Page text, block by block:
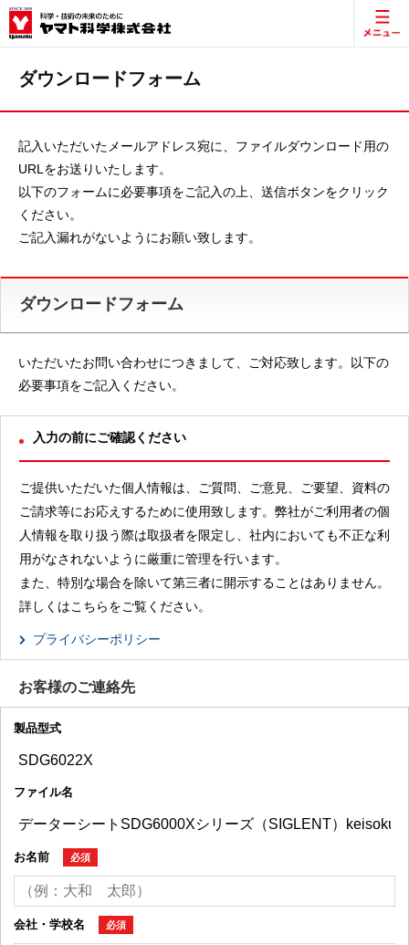
ダウンロードフォーム
記入いただいたメールアドレス宛に、ファイルダウンロード用の
URLをお送りいたします。
以下のフォームに必要事項をご記入の上、送信ボタンをクリック
ください。
ご記入漏れがないようにお願い致します。
ダウンロードフォーム
いただいたお問い合わせにつきまして、ご対応致します。以下の
必要事項をご記入ください。
入力の前にご確認ください
ご提供いただいた個人情報は、ご質問、ご意見、ご要望、資料の
ご請求等にお応えするために使用致します。弊社がご利用者の個
人情報を取り扱う際は取扱者を限定し、社内においても不正な利
用がなされないように厳重に管理を行います。
また、特別な場合を除いて第三者に開示することはありません。
詳しくはこちらをご覧ください。
プライバシーポリシー
お客様のご連絡先
製品型式
ファイル名
お名前 必須
会社・学校名 必須